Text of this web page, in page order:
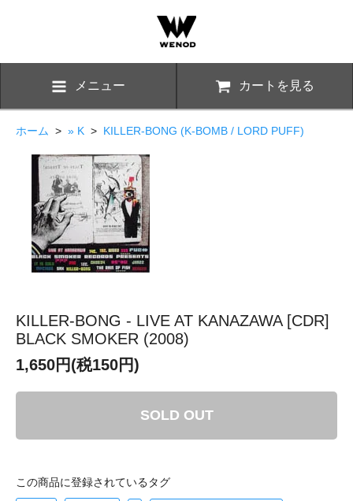
メニュー カートを見る
ホーム > » K > KILLER-BONG (K-BOMB / LORD PUFF)
KILLER-BONG - LIVE AT KANAZAWA [CDR]
BLACK SMOKER (2008)
1,650円(税150円)
SOLD OUT
この商品に登録されているタグ